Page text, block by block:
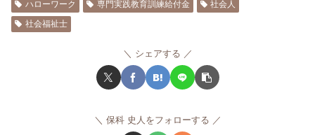
ハローワーク
専門実践教育訓練給付金
社会人
社会福祉士
シェアする
保科 史人をフォローする